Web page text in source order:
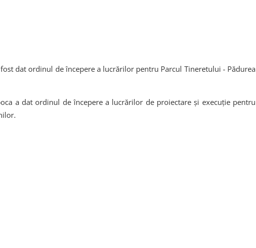
dat ordinul de începere a lucrărilor pentru Parcul Tineretului - Pădurea
a dat ordinul de începere a lucrărilor de proiectare și execuție pentru